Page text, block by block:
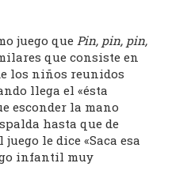
juego que Pin, pin, pin,
que consiste en
los niños reunidos
llega el «ésta
esconder la mano
hasta que de
le dice «Saca esa
infantil muy